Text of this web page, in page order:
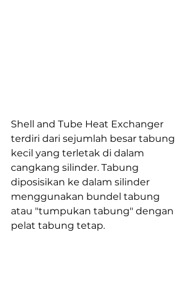
Shell and Tube Heat Exchanger
terdiri dari sejumlah besar tabung
kecil yang terletak di dalam
cangkang silinder. Tabung
diposisikan ke dalam silinder
menggunakan bundel tabung
atau "tumpukan tabung" dengan
pelat tabung tetap.